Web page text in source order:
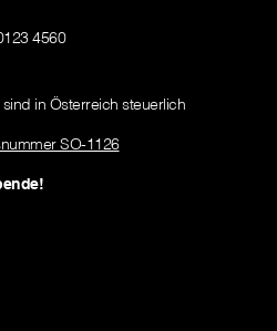
4560
in Österreich steuerlich
SO-1126